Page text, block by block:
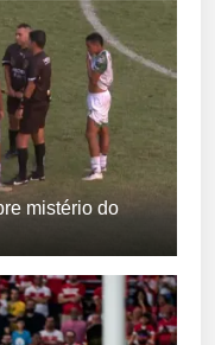
mistério do